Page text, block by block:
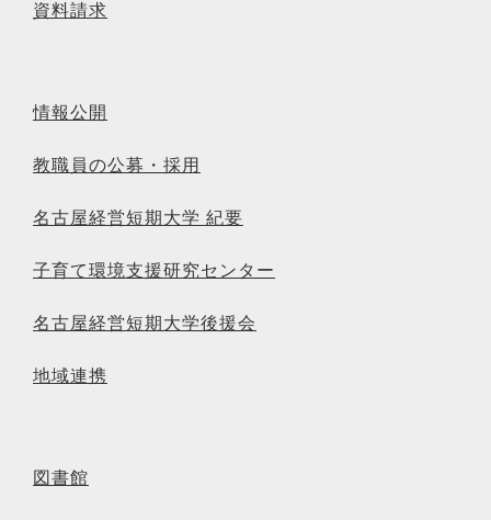
資料請求
情報公開
教職員の公募・採用
名古屋経営短期大学 紀要
子育て環境支援研究センター
名古屋経営短期大学後援会
地域連携
図書館